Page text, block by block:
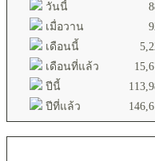
วันนี้
เมื่อวาน
เดือนนี้
เดือนที่แล้ว
ปีนี้
ปีที่แล้ว